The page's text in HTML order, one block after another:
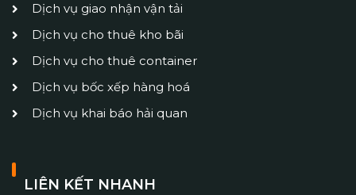
Dịch vụ giao nhận vận tải
Dịch vụ cho thuê kho bãi
Dịch vụ cho thuê container
Dịch vụ bốc xếp hàng hoá
Dịch vụ khai báo hải quan
LIÊN KẾT NHANH